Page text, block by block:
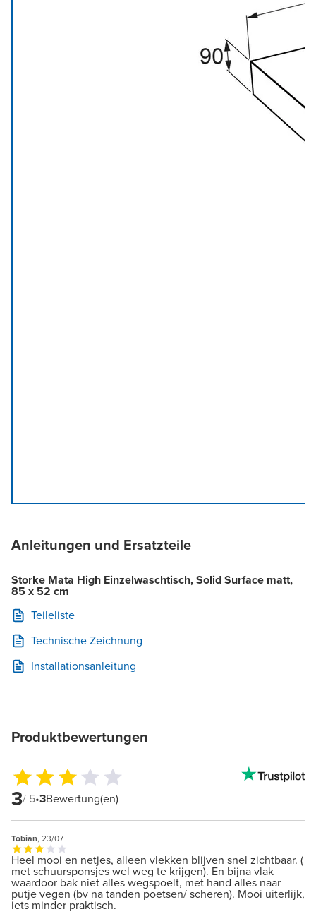
Anleitungen und Ersatzteile
Storke Mata High Einzelwaschtisch, Solid Surface matt,
85 x 52 cm
Teileliste
Technische Zeichnung
Installationsanleitung
Produktbewertungen
3/ 5•3Bewertung(en)
Tobian, 23/07
Heel mooi en netjes, alleen vlekken blijven snel zichtbaar. (
met schuursponsjes wel weg te krijgen). En bijna vlak
waardoor bak niet alles wegspoelt, met hand alles naar
putje vegen (bv na tanden poetsen/ scheren). Mooi uiterlijk,
iets minder praktisch.